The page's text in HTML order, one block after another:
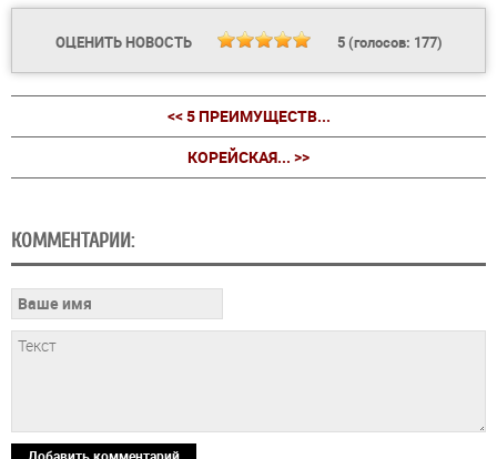
ОЦЕНИТЬ НОВОСТЬ 5(голосов: 177)
<< 5 ПРЕИМУЩЕСТВ...
КОРЕЙСКАЯ... >>
КОММЕНТАРИИ: